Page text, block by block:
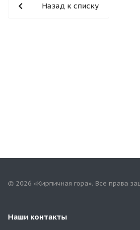
Назад к списку
© 2026 «Кирпичная гора». Все права
Наши контакты